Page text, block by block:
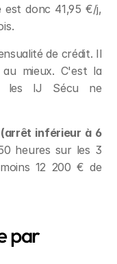
est donc 41,95 €/j,
de crédit. Il
mieux. C'est la
les IJ Sécu ne
inférieur à 6
heures sur les 3
12 200 € de
par